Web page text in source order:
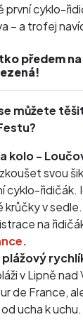
první cyklo-
– a trofej
předem na
můžete
kolo -
svou
cyklo-řidičák.
v sedle.
na
plážový
v Lipně
de France,
ucha k uchu.